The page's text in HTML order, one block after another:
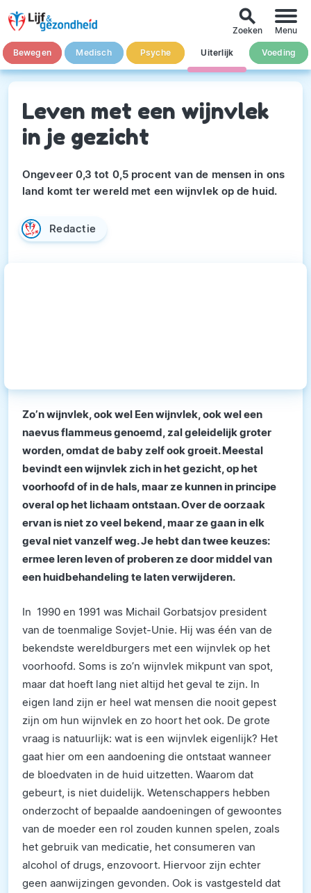
Bewegen Medisch Psyche Uiterlijk Voeding
search
Zoeken Menu
Leven met een wijnvlek
in je gezicht
Ongeveer 0,3 tot 0,5 procent van de mensen in ons
land komt ter wereld met een wijnvlek op de huid.
Redactie
Zo’n wijnvlek, ook wel Een wijnvlek, ook wel een
naevus flammeus genoemd, zal geleidelijk groter
worden, omdat de baby zelf ook groeit. Meestal
bevindt een wijnvlek zich in het gezicht, op het
voorhoofd of in de hals, maar ze kunnen in principe
overal op het lichaam ontstaan. Over de oorzaak
ervan is niet zo veel bekend, maar ze gaan in elk
geval niet vanzelf weg. Je hebt dan twee keuzes:
ermee leren leven of proberen ze door middel van
een huidbehandeling te laten verwijderen.
In 1990 en 1991 was Michail Gorbatsjov president
van de toenmalige Sovjet-Unie. Hij was één van de
bekendste wereldburgers met een wijnvlek op het
voorhoofd. Soms is zo’n wijnvlek mikpunt van spot,
maar dat hoeft lang niet altijd het geval te zijn. In
eigen land zijn er heel wat mensen die nooit gepest
zijn om hun wijnvlek en zo hoort het ook. De grote
vraag is natuurlijk: wat is een wijnvlek eigenlijk? Het
gaat hier om een aandoening die ontstaat wanneer
de bloedvaten in de huid uitzetten. Waarom dat
gebeurt, is niet duidelijk. Wetenschappers hebben
onderzocht of bepaalde aandoeningen of gewoontes
van de moeder een rol zouden kunnen spelen, zoals
het gebruik van medicatie, het consumeren van
alcohol of drugs, enzovoort. Hiervoor zijn echter
geen aanwijzingen gevonden. Ook is vastgesteld dat